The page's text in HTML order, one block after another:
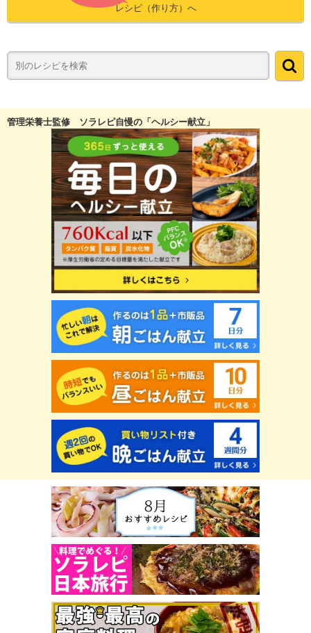
レシピ（作り方）へ
管理栄養士監修 ソラレピ自慢の「ヘルシー献立」